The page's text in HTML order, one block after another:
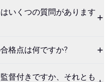
いくつの質問があります
格点は何ですか?
督付きですか、それとも